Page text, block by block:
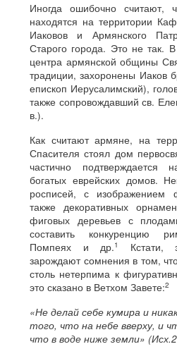
Иногда ошибочно считают,
находятся на территории
Иаковов и Армянского
Старого города. Это не так.
центра армянской общины
традиции, захоронены Иаков
епископ Иерусалимский),
также сопровождавший св.
в.).
Как считают армяне, на
Спасителя стоял дом
частично подтверждается
богатых еврейских домов.
росписей, с изображением
также декоративных
фиговых деревьев с
составить конкуренцию
Помпеях и др.1
Кстати,
зарождают сомнения в том,
столь нетерпима к
это сказано в Ветхом Завете:2
«Не делай себе кумира и
того, что на небе вверху, и
что в воде ниже земли»